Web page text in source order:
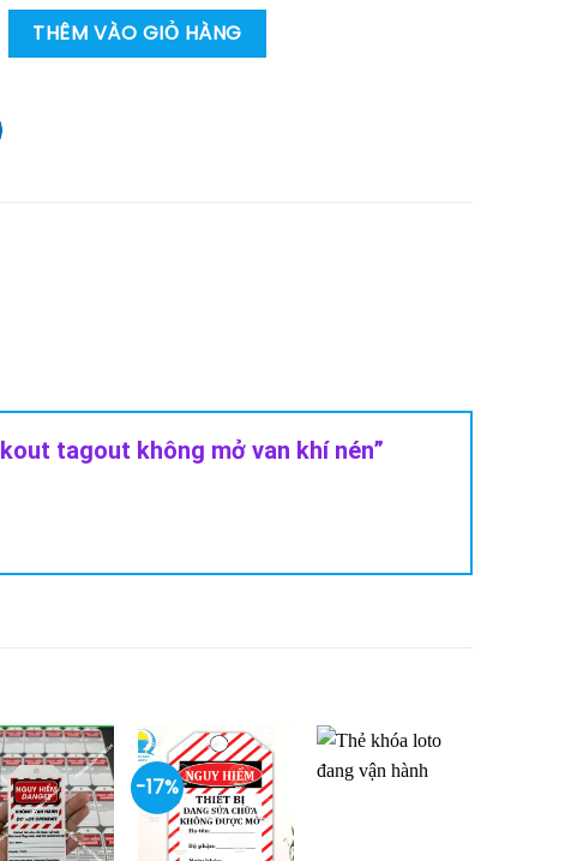
tagout không mở van khí nén số lượng
THÊM VÀO GIỎ HÀNG
tagout không mở van khí nén”
-17%